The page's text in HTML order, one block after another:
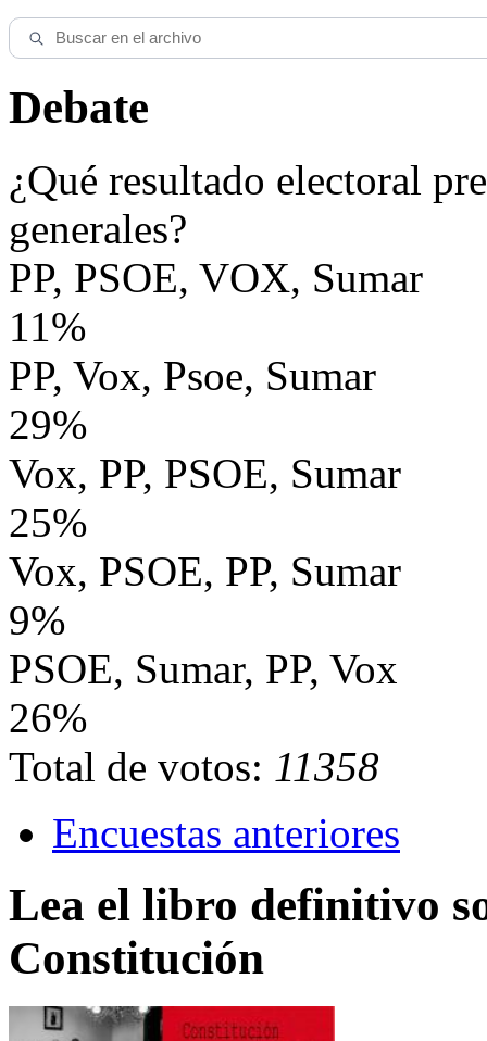
Debate
¿Qué resultado electoral
generales?
PP, PSOE, VOX, Sumar
11%
PP, Vox, Psoe, Sumar
29%
Vox, PP, PSOE, Sumar
25%
Vox, PSOE, PP, Sumar
9%
PSOE, Sumar, PP, Vox
26%
Total de votos: 11358
Encuestas anteriores
Lea el libro definitivo
Constitución